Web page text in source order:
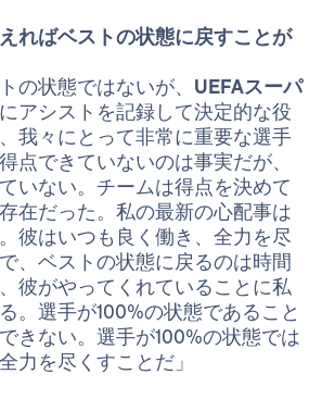
ればベストの状態に戻すことが
の状態ではないが、 UEFAスーパ
アシストを記録して決定的な役
我々にとって非常に重要な選手
点できていないのは事実だが、
いない。チームは得点を決めて
在だった。私の最新の心配事は
彼はいつも良く働き、全力を尽
、ベストの状態に戻るのは時間
彼がやってくれていることに私
。選手が100%の状態であること
きない。選手が100%の状態では
力を尽くすことだ」